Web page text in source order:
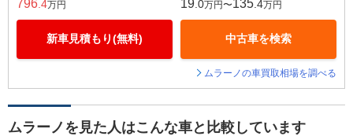
796 .4万円
新車見積もり(無料)
19 .0万円〜135 .4万円
中古車を検索
ムラーノの車買取相場を調べる
ムラーノを見た人はこんな車と比較しています